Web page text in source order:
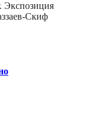
Экспозиция
Скиф